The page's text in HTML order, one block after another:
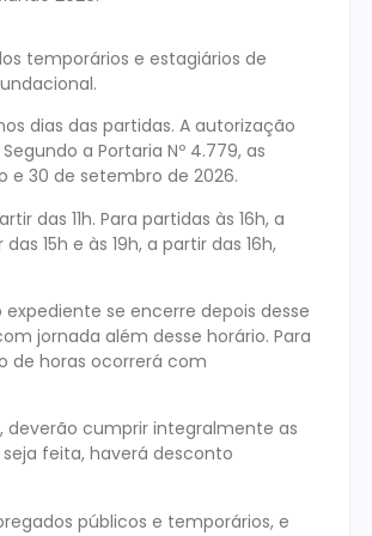
temporários e estagiários de
dias das partidas. A autorização
a Portaria Nº 4.779, as
e 30 de setembro de 2026.
das 11h. Para partidas às 16h, a
15h e às 19h, a partir das 16h,
expediente se encerre depois desse
jornada além desse horário. Para
de horas ocorrerá com
deverão cumprir integralmente as
feita, haverá desconto
públicos e temporários, e